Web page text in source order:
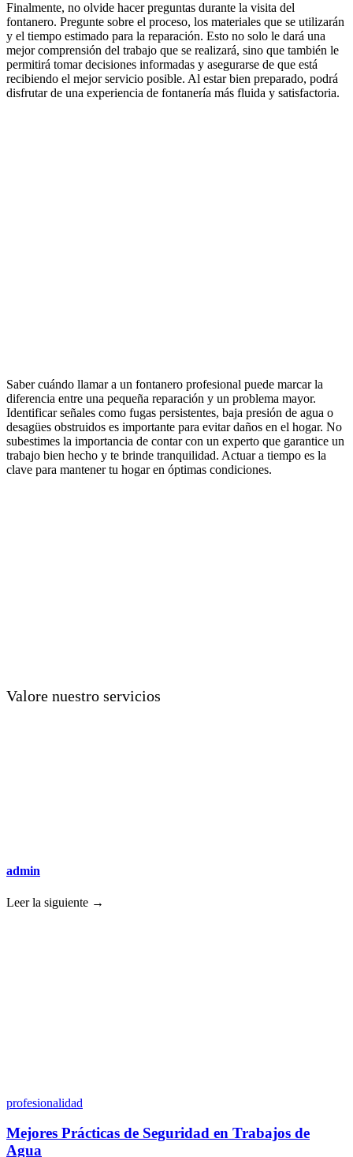
Finalmente, no olvide hacer preguntas durante la visita del
fontanero. Pregunte sobre el proceso, los materiales que se utilizarán
y el tiempo estimado para la reparación. Esto no solo le dará una
mejor comprensión del trabajo que se realizará, sino que también le
permitirá tomar decisiones informadas y asegurarse de que está
recibiendo el mejor servicio posible. Al estar bien preparado, podrá
disfrutar de una experiencia de fontanería más fluida y satisfactoria.
Saber cuándo llamar a un fontanero profesional puede marcar la
diferencia entre una pequeña reparación y un problema mayor.
Identificar señales como fugas persistentes, baja presión de agua o
desagües obstruidos es importante para evitar daños en el hogar. No
subestimes la importancia de contar con un experto que garantice un
trabajo bien hecho y te brinde tranquilidad. Actuar a tiempo es la
clave para mantener tu hogar en óptimas condiciones.
Valore nuestro servicios
admin
Leer la siguiente →
profesionalidad
Mejores Prácticas de Seguridad en Trabajos de
Agua